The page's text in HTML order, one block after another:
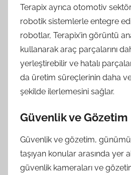
Terapix ayrıca otomotiv
robotik sistemlerle entegre
robotlar, Terapix’in görüntü
kullanarak araç parçalarını
yerleştirebilir ve hatalı
da üretim süreçlerinin daha
şekilde ilerlemesini sağlar.
Güvenlik ve Gözetim
Güvenlik ve gözetim,
taşıyan konular arasında yer
güvenlik kameraları ve